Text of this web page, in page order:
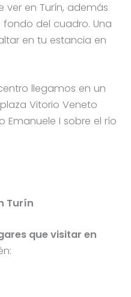
ver en Turín, además
del cuadro. Una
en tu estancia en
llegamos en un
Vitorio Veneto
Emanuele I sobre el río
Turín
que visitar en